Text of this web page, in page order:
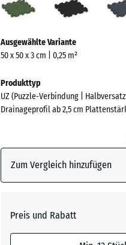
(active)
Informationen
zu
Farben?
Farbpalette
(active)
- 0,50 €
Ausgewählte Variante
50 x 50 x 3 cm | 0,25 m²
Produkttyp
UZ (Puzzle-Verbindung |
Drainageprofil ab 2,5 cm
Zum Vergleich hinzufügen
Preis und Rabatt